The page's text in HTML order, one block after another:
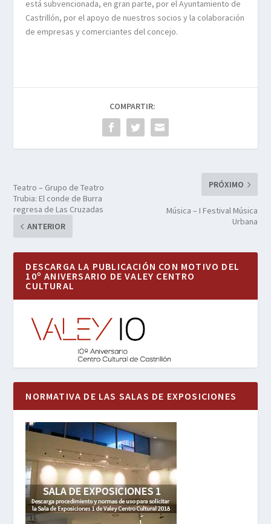
está subvencionada, en gran parte, por el Ayuntamiento de
Castrillón, por el apoyo de nuestros socios y la colaboración
de empresas y comerciantes del concejo.
COMPARTIR:
Teatro – Grupo de Teatro
Trubia: El conde de Burra
regresa de Las Cruzadas
ANTERIOR
PRÓXIMO
Música – I Festival Música
Urbana
DESCARGA LA PUBLICACIÓN CON MOTIVO DEL
10º ANIVERSARIO DE VALEY CENTRO
CULTURAL
NORMATIVA DE LAS SALAS DE EXPOSICIONES